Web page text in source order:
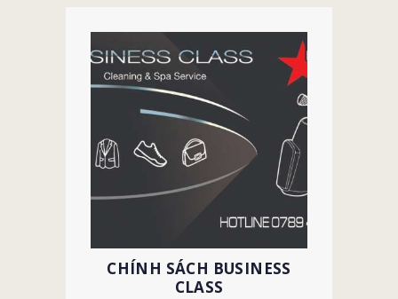
CHÍNH SÁCH BUSINESS
CLASS